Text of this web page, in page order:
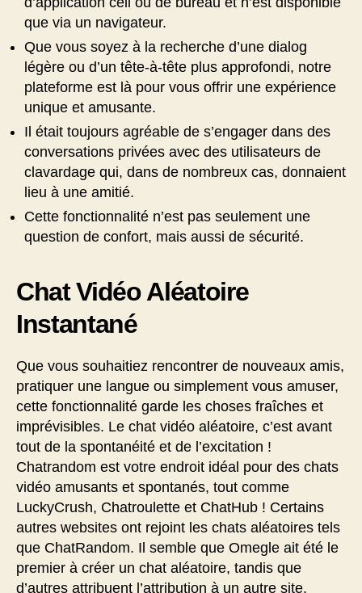
que via un navigateur.
Que vous soyez à la recherche d’une dialog
légère ou d’un tête-à-tête plus approfondi, notre
plateforme est là pour vous offrir une expérience
unique et amusante.
Il était toujours agréable de s’engager dans des
conversations privées avec des utilisateurs de
clavardage qui, dans de nombreux cas, donnaient
lieu à une amitié.
Cette fonctionnalité n’est pas seulement une
question de confort, mais aussi de sécurité.
Chat Vidéo Aléatoire
Instantané
Que vous souhaitiez rencontrer de nouveaux amis,
pratiquer une langue ou simplement vous amuser,
cette fonctionnalité garde les choses fraîches et
imprévisibles. Le chat vidéo aléatoire, c’est avant
tout de la spontanéité et de l’excitation !
Chatrandom est votre endroit idéal pour des chats
vidéo amusants et spontanés, tout comme
LuckyCrush, Chatroulette et ChatHub ! Certains
autres websites ont rejoint les chats aléatoires tels
que ChatRandom. Il semble que Omegle ait été le
premier à créer un chat aléatoire, tandis que
d’autres attribuent l’attribution à un autre site.